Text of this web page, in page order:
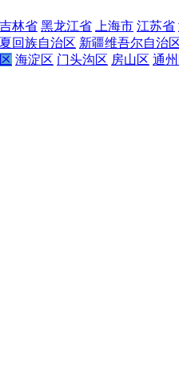
吉林省 黑龙江省 上海市 江苏省
回族自治区 新疆维吾尔自治
海淀区 门头沟区 房山区 通